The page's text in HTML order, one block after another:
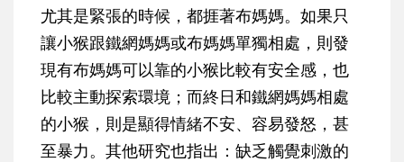
尤其是緊張的時候，都捱著布媽媽。如果只
讓小猴跟鐵網媽媽或布媽媽單獨相處，則發
現有布媽媽可以靠的小猴比較有安全感，也
比較主動探索環境；而終日和鐵網媽媽相處
的小猴，則是顯得情緒不安、容易發怒，甚
至暴力。其他研究也指出：缺乏觸覺刺激的